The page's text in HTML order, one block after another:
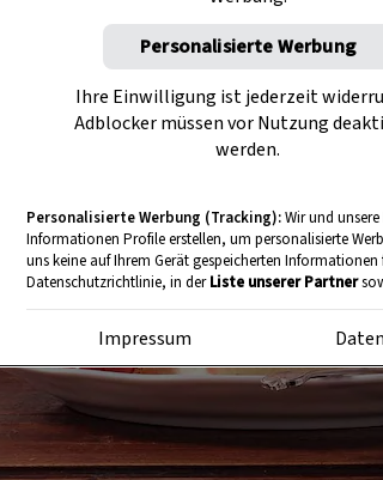
Personalisierte Werbung
Ihre Einwilligung ist jederzeit
Adblocker müssen vor Nutzung
werden.
Personalisierte Werbung (Tracking):Wir und
Informationen Profile erstellen, um personalisierte
uns keine auf Ihrem Gerät gespeicherten
Datenschutzrichtlinie, in derListe unserer Partner
Impressum